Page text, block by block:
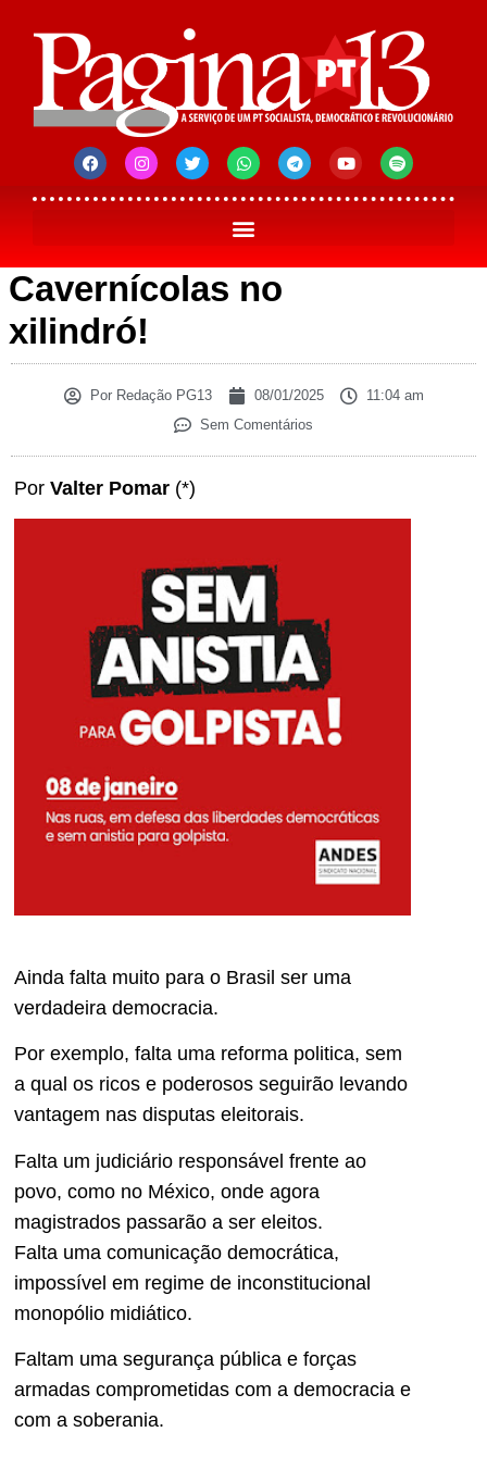
Cavernícolas no
xilindró!
PorRedação PG13 08/01/2025
11:04 am
Sem Comentários
Por Valter Pomar (*)
Ainda falta muito para o Brasil ser uma
verdadeira democracia.
Por exemplo, falta uma reforma politica, sem
a qual os ricos e poderosos seguirão levando
vantagem nas disputas eleitorais.
Falta um judiciário responsável frente ao
povo, como no México, onde agora
magistrados passarão a ser eleitos.
Falta uma comunicação democrática,
impossível em regime de inconstitucional
monopólio midiático.
Faltam uma segurança pública e forças
armadas comprometidas com a democracia e
com a soberania.